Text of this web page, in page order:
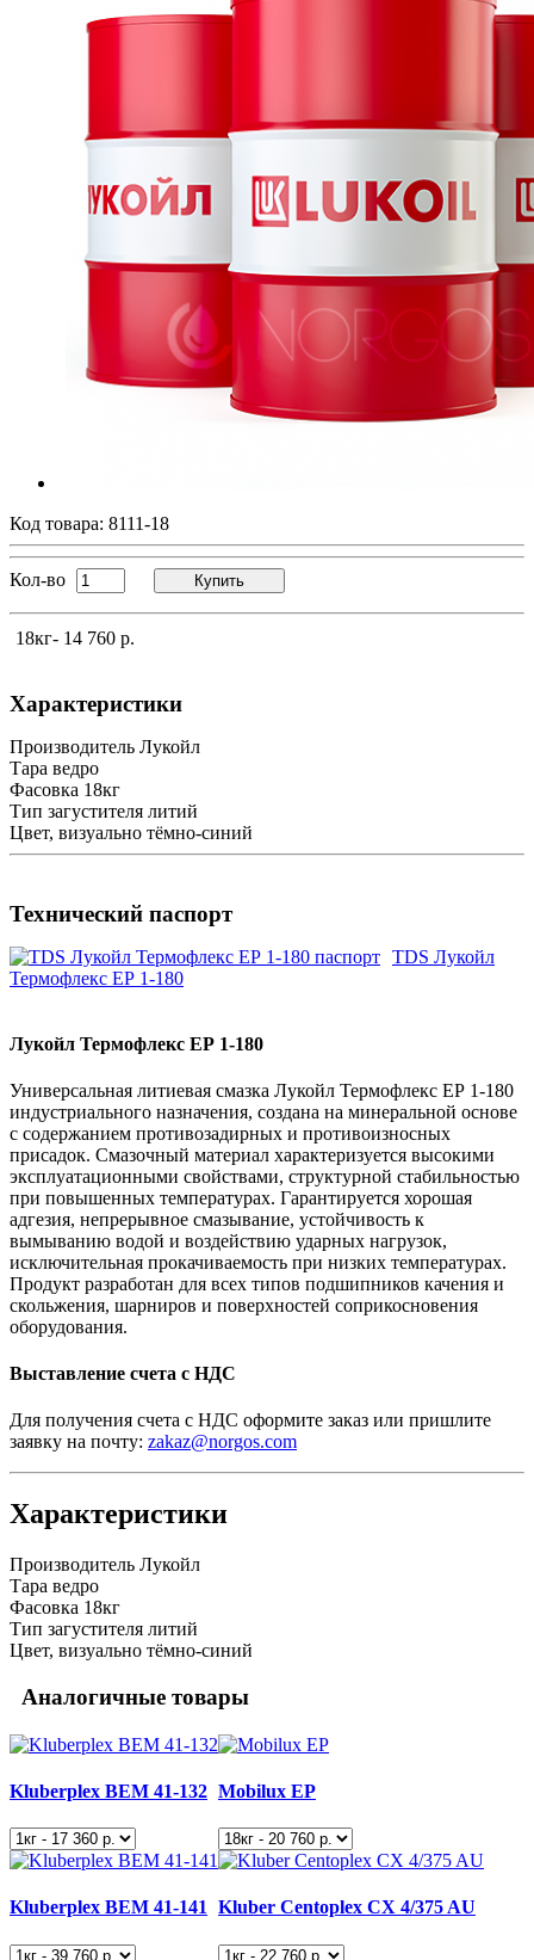
Код товара: 8111-18
Кол-во Купить
18кг- 14 760 р.
Характеристики
Производитель Лукойл
Тара ведро
Фасовка 18кг
Тип загустителя литий
Цвет, визуально тёмно-синий
Технический паспорт
TDS Лукойл
Термофлекс ЕР 1-180
Лукойл Термофлекс ЕР 1-180
Универсальная литиевая смазка Лукойл Термофлекс ЕР 1-180
индустриального назначения, создана на минеральной основе
с содержанием противозадирных и противоизносных
присадок. Смазочный материал характеризуется высокими
эксплуатационными свойствами, структурной стабильностью
при повышенных температурах. Гарантируется хорошая
адгезия, непрерывное смазывание, устойчивость к
вымыванию водой и воздействию ударных нагрузок,
исключительная прокачиваемость при низких температурах.
Продукт разработан для всех типов подшипников качения и
скольжения, шарниров и поверхностей соприкосновения
оборудования.
Выставление счета с НДС
Для получения счета с НДС оформите заказ или пришлите
заявку на почту: zakaz@norgos.com
Характеристики
Производитель Лукойл
Тара ведро
Фасовка 18кг
Тип загустителя литий
Цвет, визуально тёмно-синий
Аналогичные товары
Kluberplex BEM 41-132 Mobilux EP
Kluberplex BEM 41-141 Kluber Centoplex CX 4/375 AU